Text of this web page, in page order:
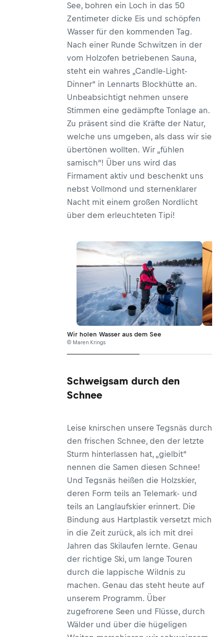
See, bohren ein Loch in das 50
Zentimeter dicke Eis und schöpfen
Wasser für den kommenden Tag.
Nach einer Runde Schwitzen in der
vom Holzofen betriebenen Sauna,
steht ein wahres „Candle-Light-
Dinner“ in Lennarts Blockhütte an.
Unbeabsichtigt nehmen unsere
Stimmen eine gedämpfte Tonlage an.
Zu präsent sind die Kräfte der Natur,
welche uns umgeben, als dass wir sie
übertönen wollten. Wir „fühlen
samisch“! Über uns wird das
Firmament aktiv und beschenkt uns
nebst Vollmond und sternenklarer
Nacht mit einem großen Nordlicht
über dem erleuchteten Tipi!
Wir holen Wasser aus dem See
© Maren Krings
Schweigsam durch den
Schnee
Leise knirschen unsere Tegsnäs durch
den frischen Schnee, den der letzte
Sturm hinterlassen hat, „gielbit“
nennen die Samen diesen Schnee!
Und Tegsnäs heißen die Holzskier,
deren Form teils an Telemark- und
teils an Langlaufskier erinnert. Die
Bindung aus Hartplastik versetzt mich
in die Zeit zurück, als ich mit drei
Jahren das Skilaufen lernte. Genau
der richtige Ski, um lange Touren
durch die lappische Wildnis zu
machen. Genau das steht heute auf
unserem Programm. Über
zugefrorene Seen und Flüsse, durch
Wälder und über die hügeligen